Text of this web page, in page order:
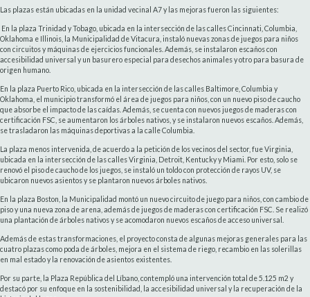
Las plazas están ubicadas en la unidad vecinal A7 y las mejoras fueron las siguientes:
En la plaza Trinidad y Tobago, ubicada en la intersección de las calles Cincinnati, Columbia,
Oklahoma e Illinois, la Municipalidad de Vitacura, instaló nuevas zonas de juegos para niños
con circuitos y máquinas de ejercicios funcionales. Además, se instalaron escaños con
accesibilidad universal y un basurero especial para desechos animales y otro para basura de
origen humano.
En la plaza Puerto Rico, ubicada en la intersección de las calles Baltimore, Columbia y
Oklahoma, el municipio transformó el área de juegos para niños, con un nuevo piso de caucho
que absorbe el impacto de las caídas. Además, se cuenta con nuevos juegos de maderas con
certificación FSC, se aumentaron los árboles nativos, y se instalaron nuevos escaños. Además,
se trasladaron las máquinas deportivas a la calle Columbia.
La plaza menos intervenida, de acuerdo a la petición de los vecinos del sector, fue Virginia,
ubicada en la intersección de las calles Virginia, Detroit, Kentucky y Miami. Por esto, solo se
renovó el piso de caucho de los juegos, se instaló un toldo con protección de rayos UV, se
ubicaron nuevos asientos y se plantaron nuevos árboles nativos.
En la plaza Boston, la Municipalidad montó un nuevo circuito de juego para niños, con cambio de
piso y una nueva zona de arena, además de juegos de maderas con certificación FSC. Se realizó
una plantación de árboles nativos y se acomodaron nuevos escaños de acceso universal.
Además de estas transformaciones, el proyecto consta de algunas mejoras generales para las
cuatro plazas como poda de árboles, mejora en el sistema de riego, recambio en las solerillas
en mal estado y la renovación de asientos existentes.
Por su parte, la Plaza República del Líbano, contempló una intervención total de 5.125 m2 y
destacó por su enfoque en la sostenibilidad, la accesibilidad universal y la recuperación de la